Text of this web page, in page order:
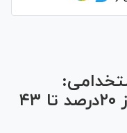
افزایش حقوق کارمندان از ۲۰درصد تا ۴۳